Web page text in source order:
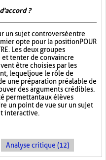
?
un sujet controversé entre
opte pour la position POUR
Les deux groupes
tenter de convaincre
être choisies par les
lequel joue le rôle de
une préparation préalable de
des arguments crédibles.
permettant aux élèves
un point de vue sur un sujet
interactive.
Analyse critique (12)